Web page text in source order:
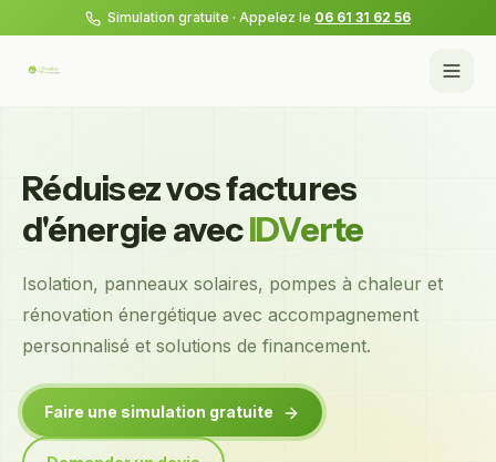
Simulation gratuite · Appelez le 06 61 31 62 56
Réduisez vos factures
d'énergie avecIDVerte
Isolation, panneaux solaires, pompes à chaleur et
rénovation énergétique avec accompagnement
personnalisé et solutions de financement.
Faire une simulation gratuite